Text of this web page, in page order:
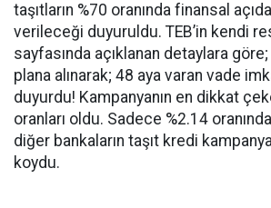
taşıtların %70 oranında finansal
verileceği duyuruldu. TEB’in kendi
sayfasında açıklanan detaylara
plana alınarak; 48 aya varan vade
duyurdu! Kampanyanın en dikkat
oranları oldu. Sadece %2.14
diğer bankaların taşıt kredi
koydu.